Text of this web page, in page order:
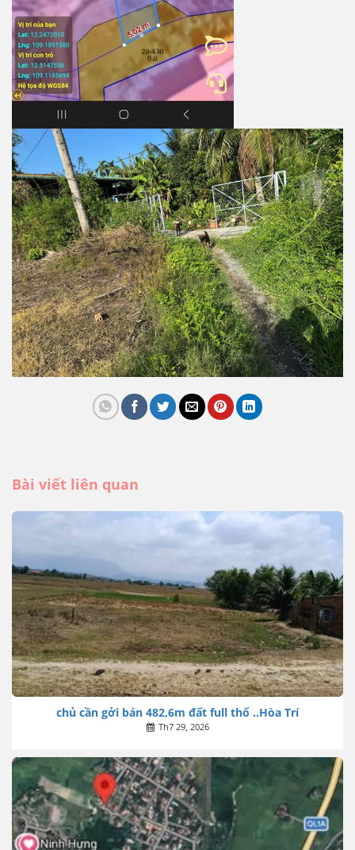
Bài viết liên quan
chủ cần gởi bán 482,6m đất full thổ ..Hòa Trí
Th7 29, 2026